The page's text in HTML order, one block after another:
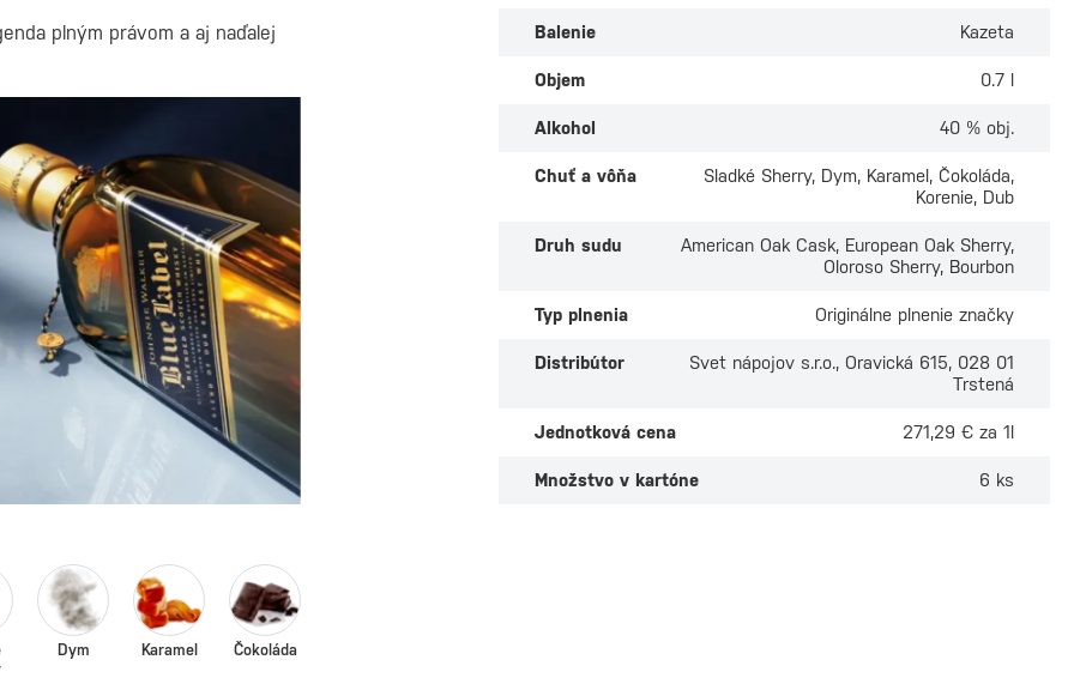
plným právom a aj naďalej
Dym Karamel Čokoláda
Balenie Kazeta
Objem 0.7 l
Alkohol 40 % obj.
Chuť a vôňa
Sladké Sherry, Dym, Karamel, Čokoláda,
Korenie, Dub
Druh sudu
American Oak Cask, European Oak Sherry,
Oloroso Sherry, Bourbon
Typ plnenia Originálne plnenie značky
Distribútor
Svet nápojov s.r.o., Oravická 615, 028 01
Trstená
Jednotková cena 271,29 € za 1l
Množstvo v kartóne 6 ks